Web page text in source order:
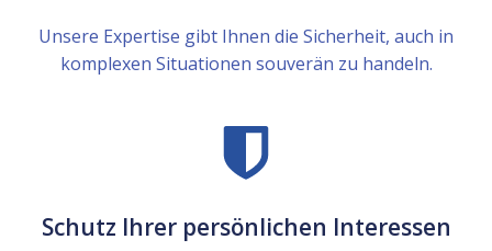
Unsere Expertise gibt Ihnen die Sicherheit, auch in
komplexen Situationen souverän zu handeln.
Schutz Ihrer persönlichen Interessen